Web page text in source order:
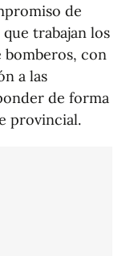
de
trabajan los
bomberos, con
a las
de forma
provincial.